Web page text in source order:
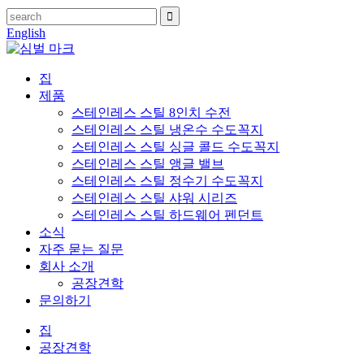
English
집
제품
스테인레스 스틸 8인치 수전
스테인레스 스틸 냉온수 수도꼭지
스테인레스 스틸 싱글 콜드 수도꼭지
스테인레스 스틸 앵글 밸브
스테인레스 스틸 정수기 수도꼭지
스테인레스 스틸 샤워 시리즈
스테인레스 스틸 하드웨어 펜던트
소식
자주 묻는 질문
회사 소개
공장견학
문의하기
집
공장견학